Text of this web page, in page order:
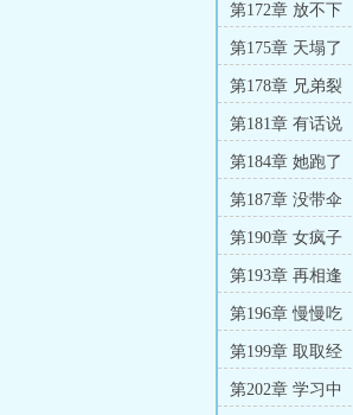
第172章 放不下
第175章 天塌了
第178章 兄弟裂
第181章 有话说
第184章 她跑了
第187章 没带伞
第190章 女疯子
第193章 再相逢
第196章 慢慢吃
第199章 取取经
第202章 学习中